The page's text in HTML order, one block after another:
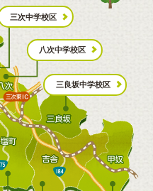
三次中学校区
八次中学校区
三良坂中学校区